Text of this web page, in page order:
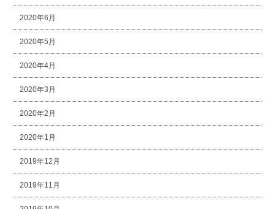
2020年6月
2020年5月
2020年4月
2020年3月
2020年2月
2020年1月
2019年12月
2019年11月